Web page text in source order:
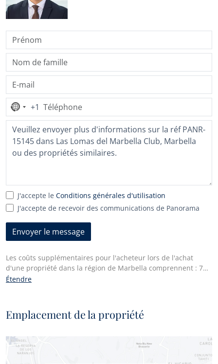
Aucun
pays
sélectionné
+1
J'accepte le Conditions générales d'utilisation
J'accepte de recevoir des communications de Panorama
Envoyer le message
Les coûts supplémentaires pour l'acheteur lors de l'achat
d'une propriété dans la région de Marbella comprennent : 7%
I.T.P. (Impuesto de Transmisiones Patrimoniales) pour toutes
En outre, l'acheteur paie les honoraires du notaire et les frais
d'enregistrement des actes au registre foncier. Conformément
une copie de la fiche d'information de cette propriété est
disponible à notre bureau principal à l'Edif. Centro Expo, Blvd.
Alfonso Hohenlohe s/n, 29602 Marbella (Málaga)..
Étendre
Emplacement de la propriété